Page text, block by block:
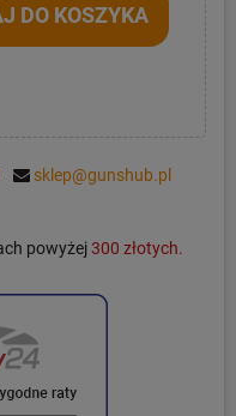
DO KOSZYKA
sklep@gunshub.pl
powyżej300 złotych.